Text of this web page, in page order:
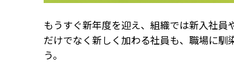
もうすぐ新年度を迎え、組織では新入社
だけでなく新しく加わる社員も、職場に
う。